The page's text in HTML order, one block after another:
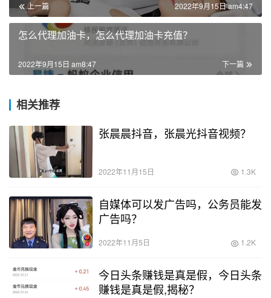
上一篇 2022年9月15日 am4:47
怎么代理加油卡，怎么代理加油卡充值？
下一篇
2022年9月15日 am8:47
相关推荐
张晨晨抖音，张晨光抖音视频？
2022年11月15日 1.3K
自媒体可以发广告吗，公务员能发
广告吗？
2022年11月5日 1.2K
今日头条赚钱是真是假，今日头条
赚钱是真是假,揭秘？